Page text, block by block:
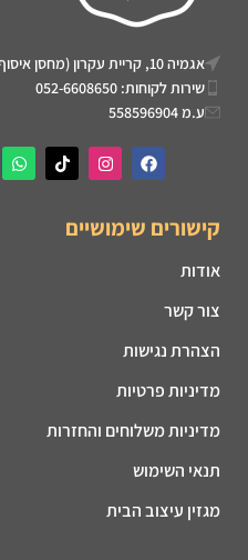
אגמיה 10, קריית עקרון (מחסן איסוף בלבד)
שירות לקוחות: 052-6608650
ע.מ 558596904
קישורים שימושיים
אודות
צור קשר
הצהרת נגישות
מדיניות פרטיות
מדיניות משלוחים והחזרות
תנאי השימוש
מגזין עיצוב הבית